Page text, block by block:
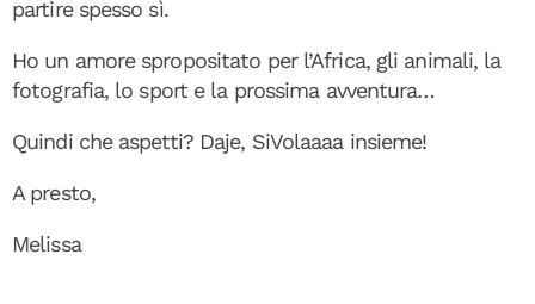
partire spesso sì.
Ho un amore spropositato per l’Africa, gli animali, la
fotografia, lo sport e la prossima avventura…
Quindi che aspetti? Daje, SiVolaaaa insieme!
A presto,
Melissa